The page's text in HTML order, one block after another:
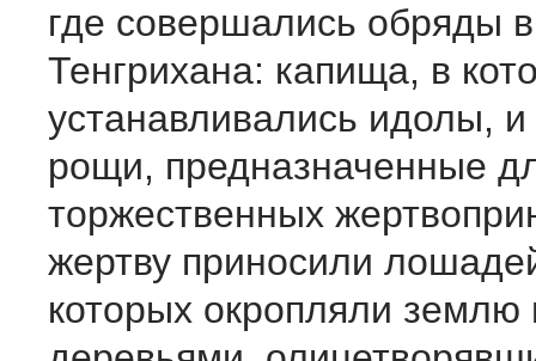
где совершались обряды
Тенгрихана: капища, в
устанавливались идолы,
рощи, предназначенные
торжественных
жертву приносили
которых окропляли землю